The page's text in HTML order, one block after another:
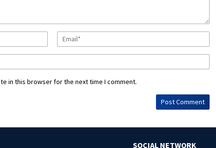
in this browser for the next time I comment.
SOCIAL NETWORK